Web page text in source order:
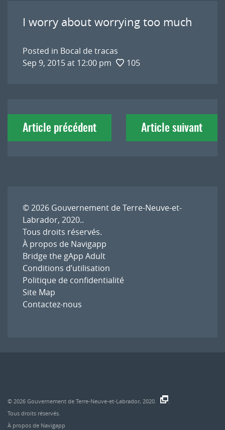
I worry about worrying too much
Posted in Bocal de tracas
Sep 9, 2015 at 12:00 pm
105
Navigation
deArticle précédent Article suivant
© 2026 Gouvernement de Terre-Neuve-et-
Labrador, 2020..
Tous droits réservés.
À propos de Navigapp
Bridge the gApp Adult
Conditions d’utilisation
Politique de confidentialité
Site Map
Contactez-nous
© 2026 Gouvernement de Terre-Neuve-et-Labrador, 2020.
Tous droits réservés.
À propos de Navigapp